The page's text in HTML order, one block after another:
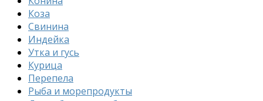
Коза
Свинина
Индейка
Утка и гусь
Курица
Перепела
Рыба и морепродукты